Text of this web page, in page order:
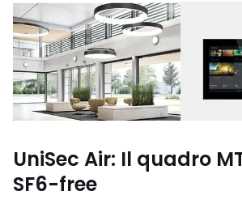
UniSec Air: Il quadro
SF6-free